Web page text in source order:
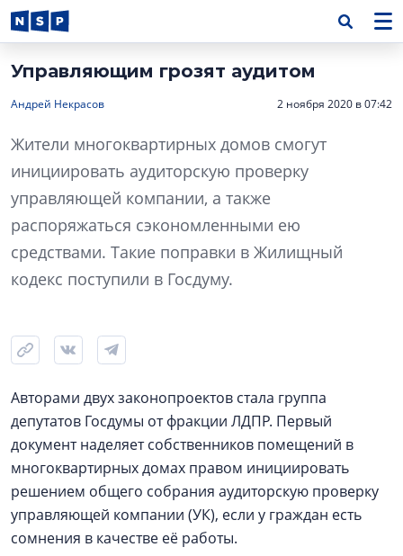
Управляющим грозят аудитом
Андрей Некрасов 2 ноября 2020 в 07:42
Жители многоквартирных домов смогут
инициировать аудиторскую проверку
управляющей компании, а также
распоряжаться сэкономленными ею
средствами. Такие поправки в Жилищный
кодекс поступили в Госдуму.
Авторами двух законопроектов стала группа
депутатов Госдумы от фракции ЛДПР. Первый
документ наделяет собственников помещений в
многоквартирных домах правом инициировать
решением общего собрания аудиторскую проверку
управляющей компании (УК), если у граждан есть
сомнения в качестве её работы.